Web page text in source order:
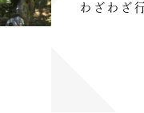
わざわざ